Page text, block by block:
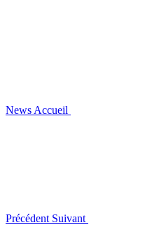
News Accueil
Précédent Suivant